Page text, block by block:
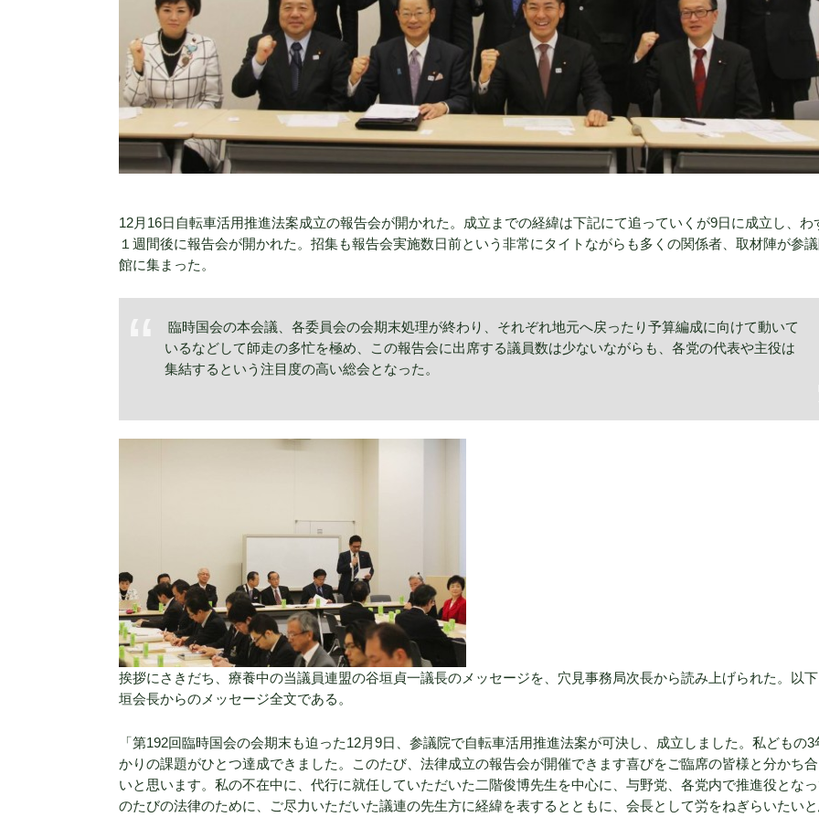
12月16日自転車活用推進法案成立の報告会が開かれた。成立までの経緯は下記にて追っていくが9日に成立し、わ
１週間後に報告会が開かれた。招集も報告会実施数日前という非常にタイトながらも多くの関係者、取材陣が参
館に集まった。
臨時国会の本会議、各委員会の会期末処理が終わり、それぞれ地元へ戻ったり予算編成に向けて動いて
いるなどして師走の多忙を極め、この報告会に出席する議員数は少ないながらも、各党の代表や主役は
集結するという注目度の高い総会となった。
挨拶にさきだち、療養中の当議員連盟の谷垣貞一議長のメッセージを、穴見事務局次長から読み上げられた。以
垣会長からのメッセージ全文である。
「第192回臨時国会の会期末も迫った12月9日、参議院で自転車活用推進法案が可決し、成立しました。私どもの3
かりの課題がひとつ達成できました。このたび、法律成立の報告会が開催できます喜びをご臨席の皆様と分かち
いと思います。私の不在中に、代行に就任していただいた二階俊博先生を中心に、与野党、各党内で推進役となっ
のたびの法律のために、ご尽力いただいた議連の先生方に経緯を表するとともに、会長として労をねぎらいたい